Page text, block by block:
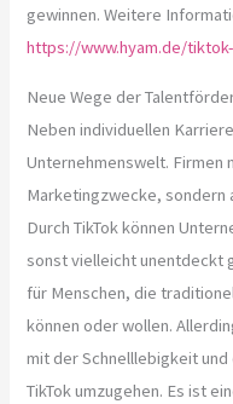
gewinnen. Weitere
https://www.hyam.de/
Neue Wege der
Neben individuellen
Unternehmenswelt. Firmen
Marketingzwecke, sondern
Durch TikTok können
sonst vielleicht unentdeckt
für Menschen, die
können oder wollen.
mit der Schnelllebigkeit
TikTok umzugehen. Es ist